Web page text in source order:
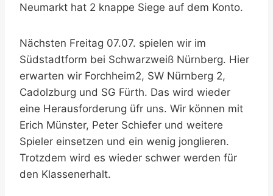
Neumarkt hat 2 knappe Siege auf dem Konto.
Nächsten Freitag 07.07. spielen wir im
Südstadtform bei Schwarzweiß Nürnberg. Hier
erwarten wir Forchheim2, SW Nürnberg 2,
Cadolzburg und SG Fürth. Das wird wieder
eine Herausforderung üfr uns. Wir können mit
Erich Münster, Peter Schiefer und weitere
Spieler einsetzen und ein wenig jonglieren.
Trotzdem wird es wieder schwer werden für
den Klassenerhalt.